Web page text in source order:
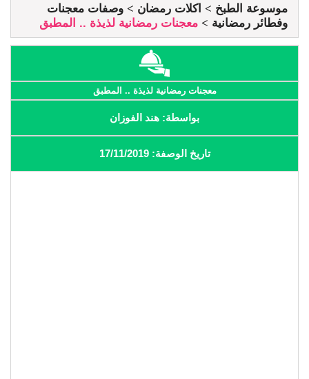
موسوعة الطبخ اكلات رمضان
وصفات معجنات
وفطائر رمضانية
معجنات رمضانية لذيذة .. المطبق
معجنات رمضانية لذيذة .. المطبق
بواسطة: هند الفوزان
تاريخ الوصفة: 17/11/2019